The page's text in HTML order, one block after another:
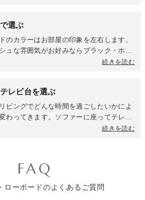
な色合いとはっきりとした木目が魅力の
ェのような温かい空間にぴったり。観葉
ど、自然素材との相性も抜群で、まるで
居心地の良いリビングを作り出します。
素材がインテリアとして重宝されている
ボードの雰囲気も合わせたい時に樹脂シ
ザインを表現してくれています。耐久性
も兼ね備えているので、小さなお子様が
暮らしている方にもおすすめです。天然
で選ぶ
のカラーはお部屋の印象を左右します。
ュな雰囲気がお好みならブラック・ホワ
モノトーンカラー。テレビ画面がより際
ンプルで開放的な空間を演出したい場合
欧・ナチュラル・韓国インテリアなど、
んで他の家具や雑貨の色を引き立てま
らも優しく、落ち着いた印象を与えくれ
ラウンやナチュラルといった木目調カラ
ルナットのような深みのあるブラウン
きと安らぎをもたらします。オークのよ
続きを読む
レビ台を選ぶ
ビングでどんな時間を過ごしたいかによ
わってきます。ソファーに座ってテレビ
方は、ソファーに座った時に目線がテレ
座ったりと、床に座って過ごすことが多
近く、空間に開放感も生まれるため、和
続きを読む
FAQ
ローボードのよくあるご質問